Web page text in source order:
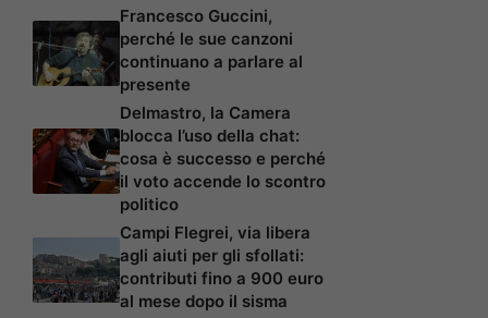
Francesco Guccini,
perché le sue canzoni
continuano a parlare al
presente
Delmastro, la Camera
blocca l’uso della chat:
cosa è successo e perché
il voto accende lo scontro
politico
Campi Flegrei, via libera
agli aiuti per gli sfollati:
contributi fino a 900 euro
al mese dopo il sisma